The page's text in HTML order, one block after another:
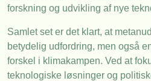
forskning og udvikling af nye
Samlet set er det klart, at
betydelig udfordring, men også
forskel i klimakampen. Ved at
teknologiske løsninger og